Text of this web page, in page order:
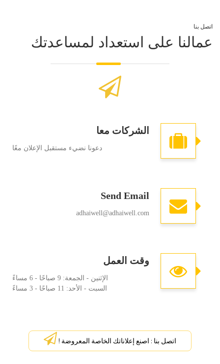
اتصل بنا
عمالنا على استعداد لمساعدتك
الشركات معا
دعونا نضيء مستقبل الإعلان معًا
Send Email
adhaiwell@adhaiwell.com
وقت العمل
الإثنين - الجمعة: 9 صباحًا - 6 مساءً
السبت - الأحد: 11 صباحًا - 3 مساءً
اتصل بنا : اصنع إعلاناتك الخاصة المعروضة !